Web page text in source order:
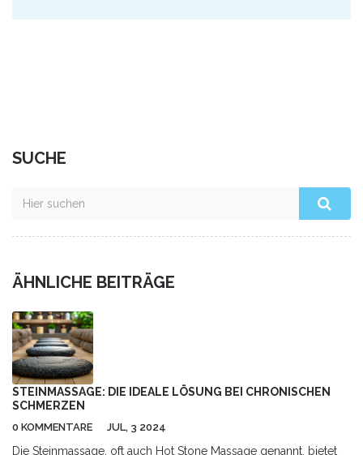
SUCHE
ÄHNLICHE BEITRÄGE
STEINMASSAGE: DIE IDEALE LÖSUNG BEI CHRONISCHEN
SCHMERZEN
0 KOMMENTARE JUL, 3 2024
Die Steinmassage, oft auch Hot Stone Massage genannt, bietet